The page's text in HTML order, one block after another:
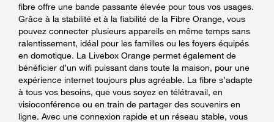
fibre offre une bande passante élevée pour tous vos usages.
Grâce à la stabilité et à la fiabilité de la Fibre Orange, vous
pouvez connecter plusieurs appareils en même temps sans
ralentissement, idéal pour les familles ou les foyers équipés
en domotique. La Livebox Orange permet également de
bénéficier d’un wifi puissant dans toute la maison, pour une
expérience internet toujours plus agréable. La fibre s’adapte
à tous vos besoins, que vous soyez en télétravail, en
visioconférence ou en train de partager des souvenirs en
ligne. Avec une connexion rapide et un réseau stable, vous